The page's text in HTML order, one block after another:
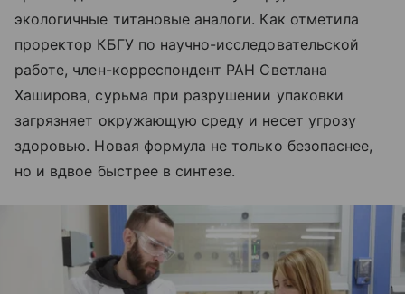
экологичные титановые аналоги. Как отметила
проректор КБГУ по научно-исследовательской
работе, член-корреспондент РАН Светлана
Хаширова, сурьма при разрушении упаковки
загрязняет окружающую среду и несет угрозу
здоровью. Новая формула не только безопаснее,
но и вдвое быстрее в синтезе.